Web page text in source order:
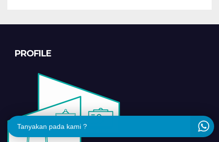
PROFILE
Tanyakan pada kami ?